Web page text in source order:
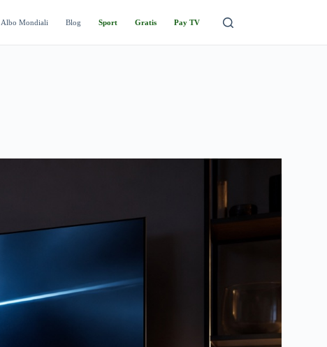
Albo Mondiali Blog Sport Gratis Pay TV